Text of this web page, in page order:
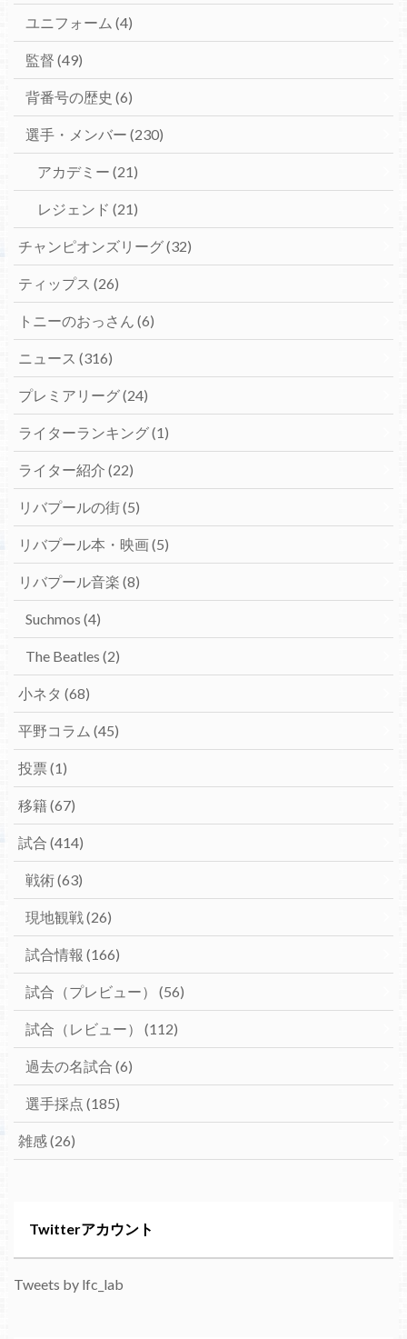
ユニフォーム (4)
監督 (49)
背番号の歴史 (6)
選手・メンバー (230)
アカデミー (21)
レジェンド (21)
チャンピオンズリーグ(32)
ティップス (26)
トニーのおっさん (6)
ニュース (316)
プレミアリーグ(24)
ライターランキング(1)
ライター紹介 (22)
リバプールの街(5)
リバプール本・映画(5)
リバプール音楽 (8)
Suchmos (4)
The Beatles (2)
小ネタ (68)
平野コラム (45)
投票 (1)
移籍(67)
試合 (414)
戦術(63)
現地観戦(26)
試合情報 (166)
試合（プレビュー） (56)
試合（レビュー） (112)
過去の名試合 (6)
選手採点 (185)
雑感(26)
Twitterアカウント
Tweets by lfc_lab